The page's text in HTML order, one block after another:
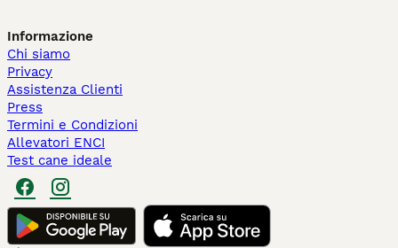
Informazione
Chi siamo
Privacy
Assistenza Clienti
Press
Termini e Condizioni
Allevatori ENCI
Test cane ideale